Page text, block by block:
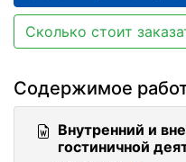
Сколько стоит
Содержимое
Внутренний и
гостиничной